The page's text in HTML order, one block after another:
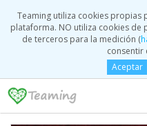
Teaming utiliza cookies propias
plataforma. NO utiliza cookies de
de terceros para la medición (
consentir
Aceptar